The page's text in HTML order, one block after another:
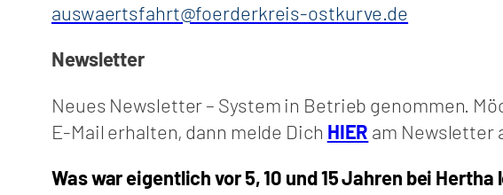
auswaertsfahrt@foerderkreis-ostkurve.de
Newsletter
Neues Newsletter – System in Betrieb genommen.
E-Mail erhalten, dann melde Dich HIER am Newsletter
Was war eigentlich vor 5, 10 und 15 Jahren bei Hertha